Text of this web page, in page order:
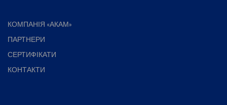
КОМПАНІЯ «АКАМ»
ПАРТНЕРИ
СЕРТИФІКАТИ
КОНТАКТИ